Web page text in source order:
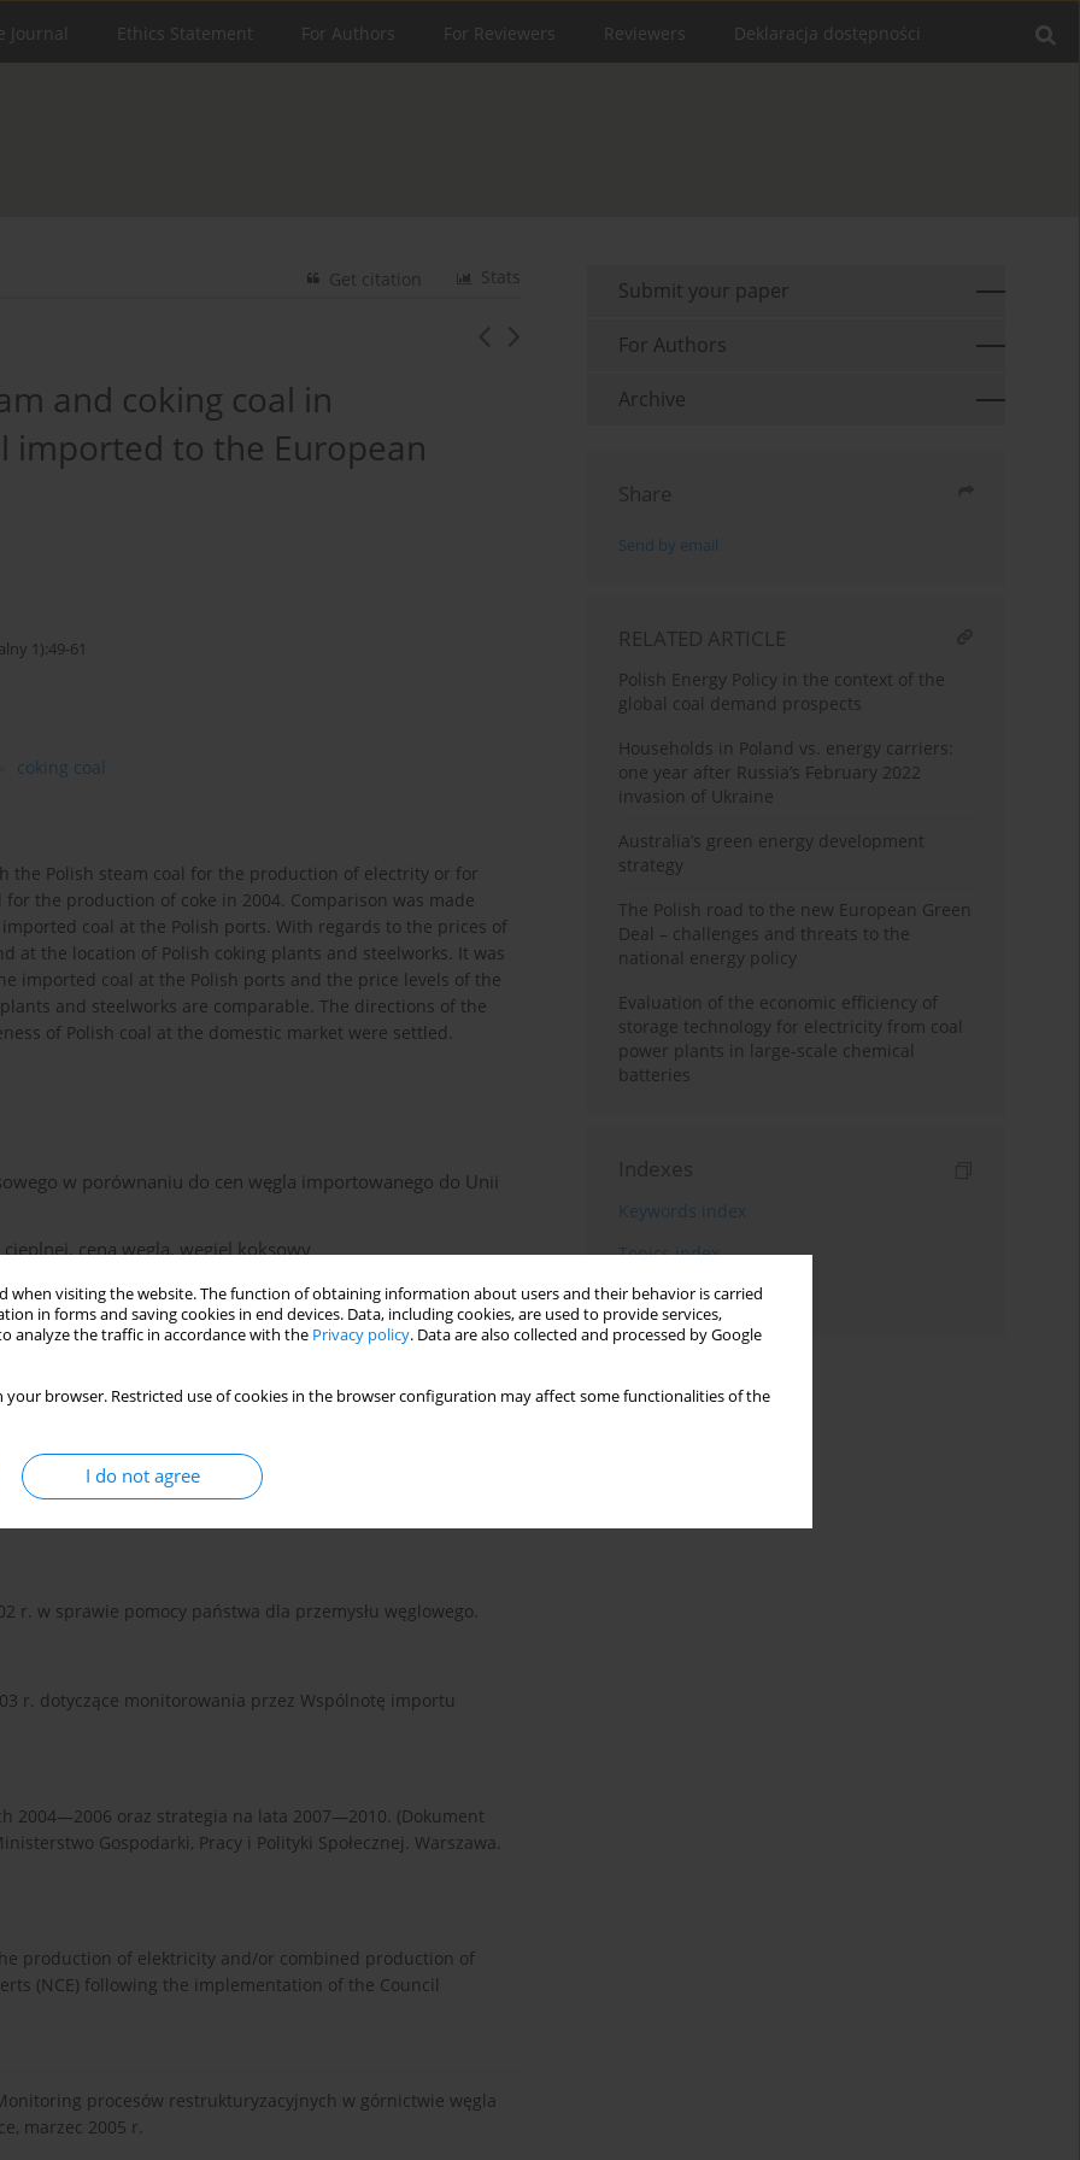
when visiting the website. The function of obtaining information about users and their behavior is carried
in forms and saving cookies in end devices. Data, including cookies, are used to provide services,
analyze the traffic in accordance with the Privacy policy. Data are also collected and processed by Google
your browser. Restricted use of cookies in the browser configuration may affect some functionalities of the
I do not agree
Journal Ethics Statement For Authors For Reviewers Reviewers Deklaracja dostępności
Stats
Get citation
and coking coal in
imported to the European
1):49-61
coking coal
Polish steam coal for the production of electrity or for
the production of coke in 2004. Comparison was made
coal at the Polish ports. With regards to the prices of
at the location of Polish coking plants and steelworks. It was
imported coal at the Polish ports and the price levels of the
and steelworks are comparable. The directions of the
of Polish coal at the domestic market were settled.
w porównaniu do cen węgla importowanego do Unii
cena węgla, węgiel koksowy
energetycznego przeznaczonego do produkcji energii
oraz węgla koksowego do produkcji koksu w 2004
oraz węgla importowego z krajów trzecich do portów
porównania cen polskiego węgla z cenami węgla
polskich koksowni i hut. Wykazano, że poziomy cen
polskich oraz cen polskiego węgla koksowego i węgla
Wskazano kierunki dalszych działań
wobec węgla importowego na rynku krajowym.
r. w sprawie pomocy państwa dla przemysłu węglowego.
r. dotyczące monitorowania przez Wspólnotę importu
2004—2006 oraz strategia na lata 2007—2010. (Dokument
Gospodarki, Pracy i Polityki Społecznej. Warszawa.
production of elektricity and/or combined production of
(NCE) following the implementation of the Council
procesów restrukturyzacyjnych w górnictwie węgla
marzec 2005 r.
Submit your paper
For Authors
Archive
Share
Send by email
RELATED ARTICLE
Polish Energy Policy in the context of the
global coal demand prospects
Households in Poland vs. energy carriers:
one year after Russia’s February 2022
invasion of Ukraine
Australia’s green energy development
strategy
The Polish road to the new European Green
Deal – challenges and threats to the
national energy policy
Evaluation of the economic efficiency of
storage technology for electricity from coal
power plants in large-scale chemical
batteries
Indexes
Keywords index
Topics index
Authors index